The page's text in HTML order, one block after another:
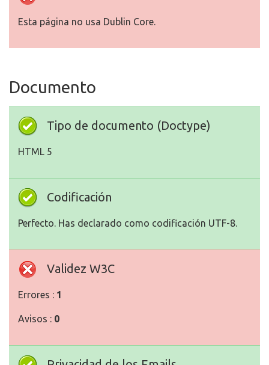
Esta página no usa Dublin Core.
Documento
Tipo de documento (Doctype)
HTML 5
Codificación
Perfecto. Has declarado como codificación UTF-8.
Validez W3C
Errores : 1
Avisos : 0